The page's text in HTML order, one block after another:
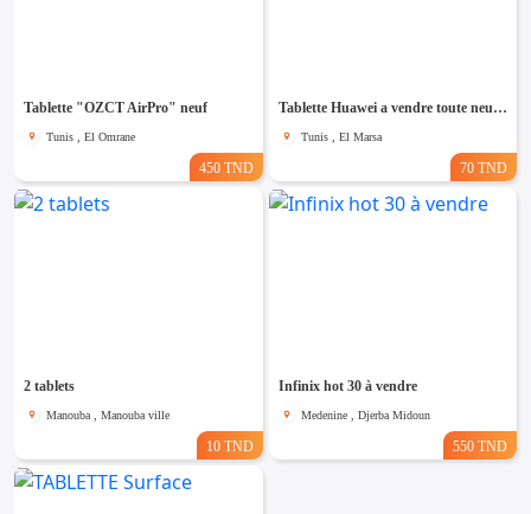
Tablette "OZCT AirPro" neuf
Tunis , El Omrane
450 TND
Tablette Huawei a vendre toute neuf🔥
Tunis , El Marsa
70 TND
2 tablets
Manouba , Manouba ville
10 TND
Infinix hot 30 à vendre
Medenine , Djerba Midoun
550 TND